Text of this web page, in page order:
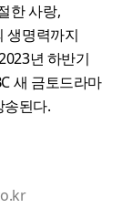
한 사랑,
생명력까지
년 하반기
새 금토드라마
송된다.